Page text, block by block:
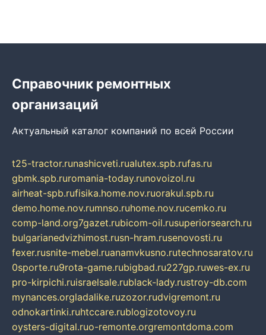
Справочник ремонтных
организаций
Актуальный каталог компаний по всей России
t25-tractor.runashicveti.rualutex.spb.rufas.ru
gbmk.spb.ruromania-today.runovoizol.ru
airheat-spb.rufisika.home.nov.ruorakul.spb.ru
demo.home.nov.rumnso.ruhome.nov.rucemko.ru
comp-land.org7gazet.rubicom-oil.rusuperiorsearch.ru
bulgarianedvizhimost.rusn-hram.rusenovosti.ru
fexer.rusnite-mebel.ruanamvkusno.rutechnosaratov.ru
0sporte.ru9rota-game.rubigbad.ru227gp.ruwes-ex.ru
pro-kirpichi.ruisraelsale.rublack-lady.rustroy-db.com
mynances.orgladalike.ruzozor.rudvigremont.ru
odnokartinki.ruhtccare.rublogizotovoy.ru
oysters-digital.ruo-remonte.orgremontdoma.com